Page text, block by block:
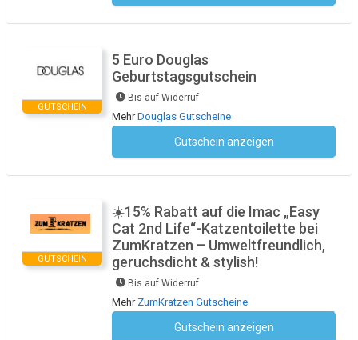
GUTSCHEIN
5 Euro Douglas
Geburtstagsgutschein
Bis auf Widerruf
MehrDouglas Gutscheine
Gutschein anzeigen
GUTSCHEIN
☀️15% Rabatt auf die Imac „Easy
Cat 2nd Life“-Katzentoilette bei
ZumKratzen – Umweltfreundlich,
geruchsdicht & stylish!
Bis auf Widerruf
Mehr ZumKratzen Gutscheine
Gutschein anzeigen